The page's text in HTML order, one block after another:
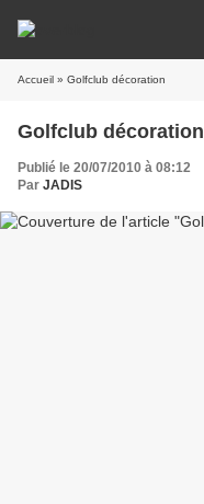
Accueil » Golfclub décoration
Golfclub décoration
Publié le 20/07/2010 à 08:12
Par JADIS